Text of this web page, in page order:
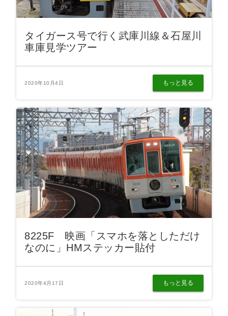
タイガース号で行く武庫川線＆石屋川
車庫見学ツアー
2020年10月4日 もっと見る
8225F 映画「スマホを落としただけ
なのに」HMステッカー貼付
2020年4月17日 もっと見る